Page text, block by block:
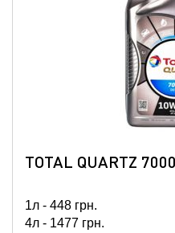
TOTAL QUARTZ
1л - 448 грн.
4л - 1477 грн.